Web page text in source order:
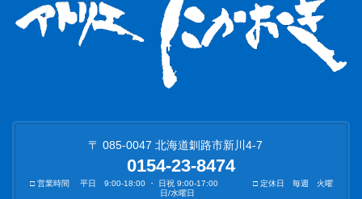
〒 085-0047 北海道釧路市新川4-7
0154-23-8474
□ 営業時間 平日 9:00-18:00 ・ 日祝 9:00-17:00 □ 定休日 毎週 火曜
日/水曜日